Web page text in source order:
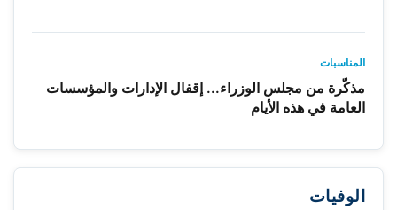
المناسبات
مذكّرة من مجلس الوزراء... إقفال الإدارات والمؤسسات
العامة في هذه الأيام
الوفيات